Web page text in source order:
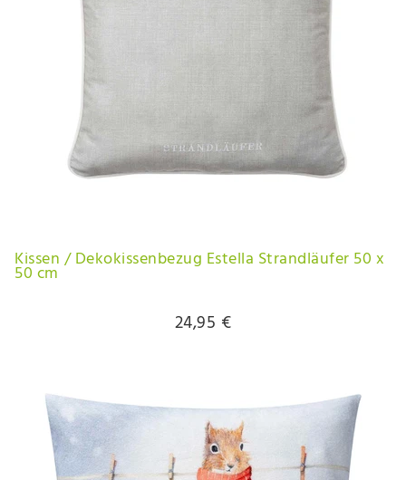
Kissen / Dekokissenbezug Estella Strandläufer 50 x
50 cm
24,95 €